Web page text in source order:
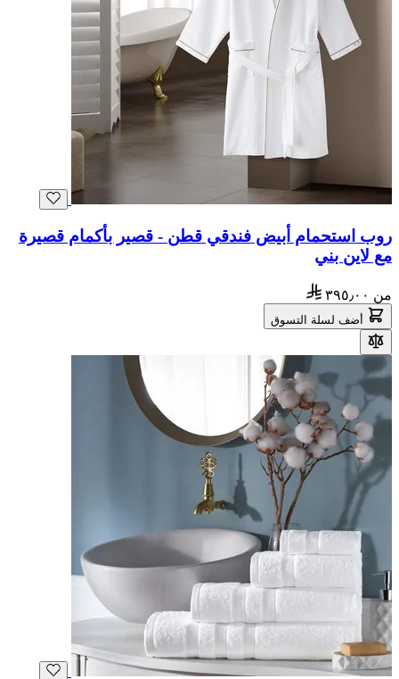
روب استحمام أبيض فندقي قطن - قصير بأكمام قصيرة
مع لاين بني
من ٣٩٥٫٠٠
أضف لسلة التسوق